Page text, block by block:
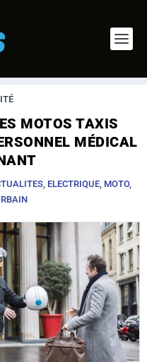
MOTOS TAXIS
MÉDICAL
, ELECTRIQUE, MOTO,